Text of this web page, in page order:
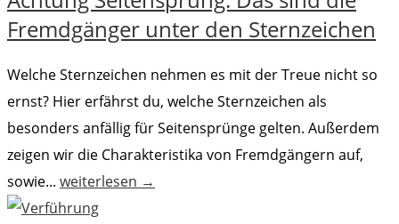
Fremdgänger unter den Sternzeichen
Welche Sternzeichen nehmen es mit der Treue nicht so
ernst? Hier erfährst du, welche Sternzeichen als
besonders anfällig für Seitensprünge gelten. Außerdem
zeigen wir die Charakteristika von Fremdgängern auf,
sowie... weiterlesen →